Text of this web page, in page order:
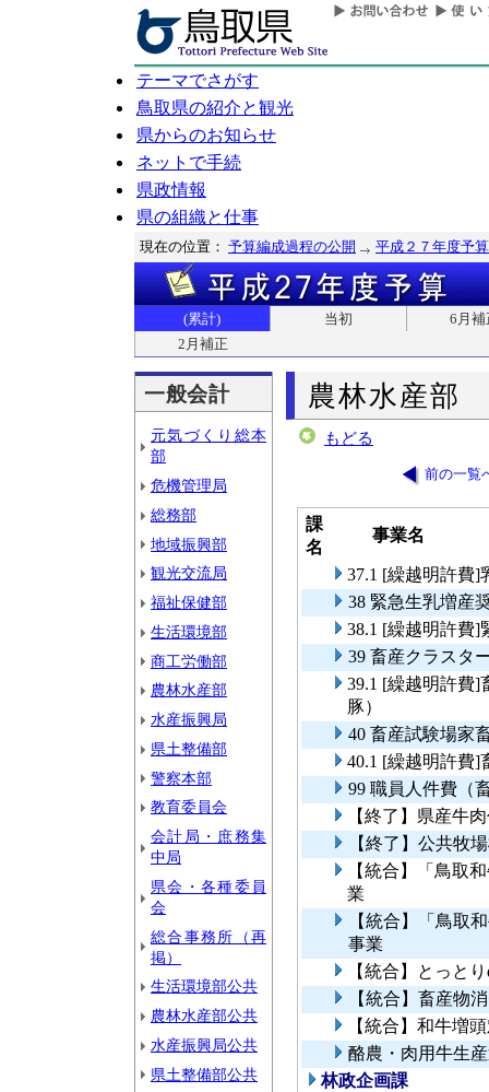
テーマでさがす
鳥取県の紹介と観光
県からのお知らせ
ネットで手続
県政情報
県の組織と仕事
現在の位置： 予算編成過程の公開 平成２７年度予算
(累計) 当初
6月補
2月補正
一般会計
元気づくり総本
部
危機管理局
総務部
地域振興部
観光交流局
福祉保健部
生活環境部
商工労働部
農林水産部
水産振興局
県土整備部
警察本部
教育委員会
会計局・庶務集
中局
県会・各種委員
会
総合事務所（再
掲）
生活環境部公共
農林水産部公共
水産振興局公共
県土整備部公共
農林水産部
もどる
前の一覧
課
名
事業名
37.1 [繰越明許費]
38 緊急生乳増産
38.1 [繰越明許費]
39 畜産クラスタ
39.1 [繰越明許費]
豚）
40 畜産試験場家
40.1 [繰越明許費]
99 職員人件費（
【終了】県産牛
【終了】公共牧
【統合】「鳥取
業
【統合】「鳥取
事業
【統合】とっと
【統合】畜産物
【統合】和牛増
酪農・肉用牛生
林政企画課